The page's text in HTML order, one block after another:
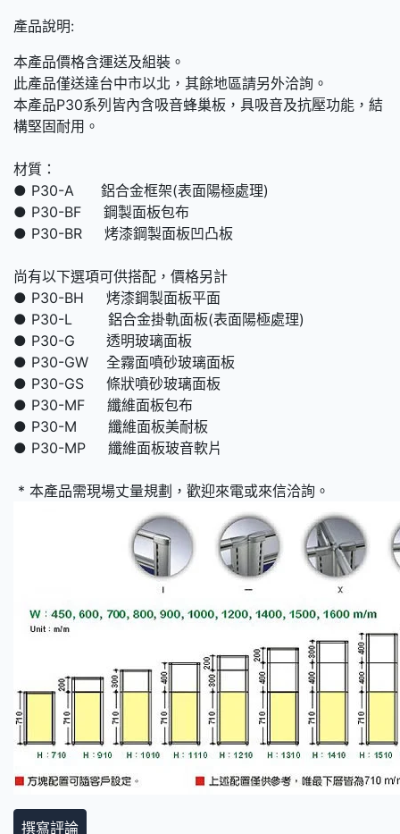
產品說明:
本產品價格含運送及組裝。
此產品僅送達台中市以北，其餘地區請另外洽詢。
本產品P30系列皆內含吸音蜂巢板，具吸音及抗壓功能，結
構堅固耐用。
材質：
● P30-A 鋁合金框架(表面陽極處理)
● P30-BF 鋼製面板包布
● P30-BR 烤漆鋼製面板凹凸板
尚有以下選項可供搭配，價格另計
● P30-BH 烤漆鋼製面板平面
● P30-L 鋁合金掛軌面板(表面陽極處理)
● P30-G 透明玻璃面板
● P30-GW 全霧面噴砂玻璃面板
● P30-GS 條狀噴砂玻璃面板
● P30-MF 纖維面板包布
● P30-M 纖維面板美耐板
● P30-MP 纖維面板玻音軟片
* 本產品需現場丈量規劃，歡迎來電或來信洽詢。
撰寫評論